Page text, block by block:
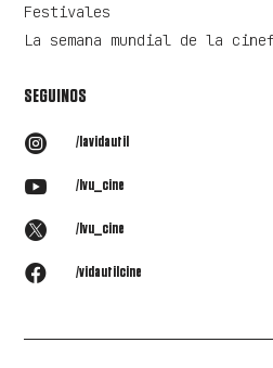
Festivales
La semana mundial de la
SEGUINOS
 /lavidautil
 /lvu_cine
 /lvu_cine
 /vidautilcine